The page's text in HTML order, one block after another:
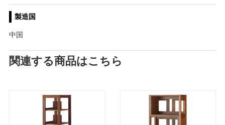
製造国
中国
関連する商品はこちら